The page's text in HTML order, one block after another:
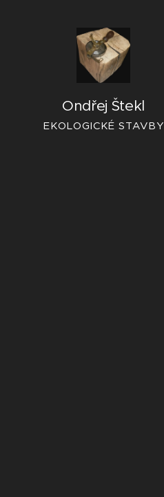
Ondřej Štekl
EKOLOGICKÉ STAVBY